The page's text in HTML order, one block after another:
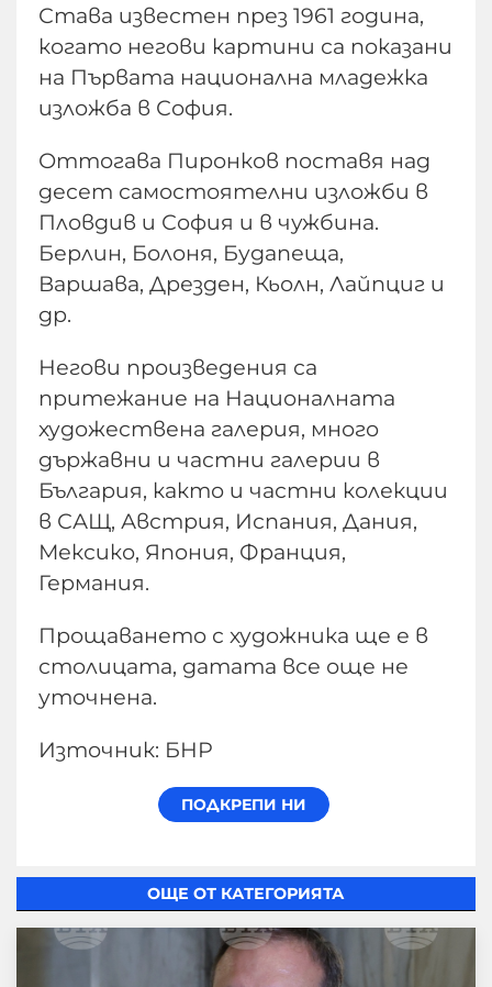
Става известен през 1961 година,
когато негови картини са показани
на Първата национална младежка
изложба в София.
Оттогава Пиронков поставя над
десет самостоятелни изложби в
Пловдив и София и в чужбина.
Берлин, Болоня, Будапеща,
Варшава, Дрезден, Кьолн, Лайпциг и
др.
Негови произведения са
притежание на Националната
художествена галерия, много
държавни и частни галерии в
България, както и частни колекции
в САЩ, Австрия, Испания, Дания,
Мексико, Япония, Франция,
Германия.
Прощаването с художника ще е в
столицата, датата все още не
уточнена.
Източник: БНР
ОЩЕ ОТ КАТЕГОРИЯТА